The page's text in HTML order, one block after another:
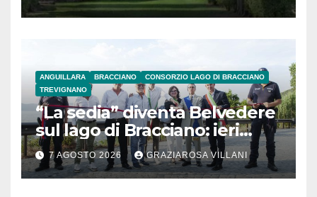
ANGUILLARA BRACCIANO
CONSORZIO LAGO DI BRACCIANO
TREVIGNANO
“La sedia” diventa Belvedere
sul lago di Bracciano: ieri
l’inaugurazione
7 AGOSTO 2026 GRAZIAROSA VILLANI